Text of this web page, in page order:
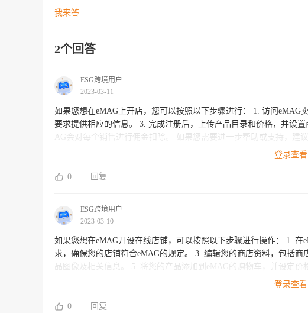
我来答
2个回答
ESG跨境用户
2023-03-11
如果您想在eMAG上开店，您可以按照以下步骤进行： 1. 访问eMAG卖家注册页面并填写相关信息。 2. 等待eMAG的审核，并根据
要求提供相应的信息。 3. 完成注册后，上传产品目录和价格，并设置商品运输方式及支持的付款方式。 4. 开始销售您的产品，eM
AG会对每个销售进行佣金扣除。 如果您需要进一步帮助或支持，建议您联系eMAG的客户服务部门，他们会为您提供更详细的指
登录查看
0 回复
ESG跨境用户
2023-03-10
如果您想在eMAG开设在线店铺，可以按照以下步骤进行操作： 1. 在eMAG官网上注册一个账户。 2. 了解eMAG的店铺政策和要
求，确保您的店铺符合eMAG的规定。 3. 编辑您的商店资料，包括商店名称、描述、联系信息等。 4. 配置您的产品目录并上传产
品图像及相关信息。 5. 将您的产品添加到eMAG的购物车，并设定价格策略。 6. 确保您的产品列表能够被客户发现，例如通过标
我们为您提供全球开店、运营等一系列跨境电商服务。
登录查看
0 回复